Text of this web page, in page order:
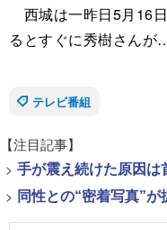
西城は一昨日5月16
るとすぐに秀樹さんが
テレビ番組
【注目記事】
> 手が震え続けた原因は
> 同性との“密着写真”